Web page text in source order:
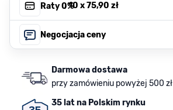
Raty 0%, 10 x75,90 zł
Negocjacja ceny
Darmowa dostawa
przy zamówieniu powyżej 500 zł
35 lat na Polskim rynku